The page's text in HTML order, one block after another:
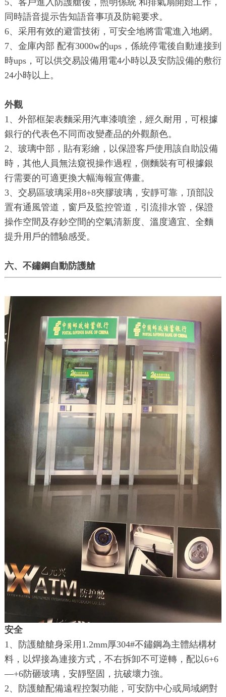
同時語音提示告知語音事項及防範要求。
6、采用有效的避雷技術，可安全地將雷電進入地網。
7、金庫內部 配有3000w的ups，係統停電後自動連接到
時ups，可以供交易設備用電4小時以及安防設備的敷衍
24小時以上。
外觀
1、外部框架表麵采用汽車漆噴塗，經久耐用，可根據
銀行的代表色不同而改變產品的外觀顏色。
2、玻璃中部，貼有彩繪，以保證客戶使用該自助設備
時，其他人員無法窺視操作過程，側麵裝有可根據銀
行需要的可適更換大幅海報宣傳畫。
3、交易區玻璃采用8+8夾膠玻璃，安靜可靠，頂部設
置有通風管道，窗戶及監控管道，引流排水管，保證
操作空間及存鈔空間的空氣清新度、溫度適宜、全麵
提升用戶的體驗感受。
六、不鏽鋼自動防護艙
安全
1、防護艙艙身采用1.2mm厚304#不鏽鋼為主體結構材
料，以焊接為連接方式，不右拆卸不可逆轉，配以6+6
—+6防砸玻璃，安靜堅固，抗破壞力強。
2、防護艙配備遠程控製功能，可安防中心或局域網對